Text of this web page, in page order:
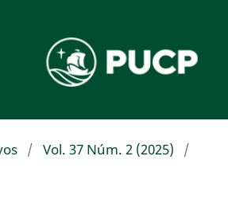
/ Vol. 37 Núm. 2 (2025)
/